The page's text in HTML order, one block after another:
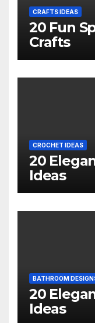
CRAFTS IDEAS
20 Fun
Crafts
CROCHET IDEAS
20
Ideas
BATHROOM
20
Ideas